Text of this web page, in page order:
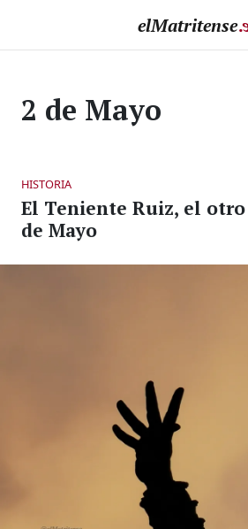
elMatritense.
2 de Mayo
HISTORIA
El Teniente Ruiz, el
de Mayo